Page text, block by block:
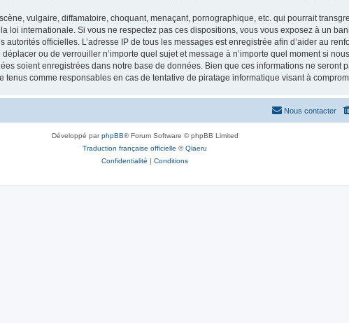
vulgaire, diffamatoire, choquant, menaçant, pornographique, etc. qui pourrait
loi internationale. Si vous ne respectez pas ces dispositions, vous vous exposez à un
autorités officielles. L’adresse IP de tous les messages est enregistrée afin d’aider au
ou de verrouiller n’importe quel sujet et message à n’importe quel moment si
soient enregistrées dans notre base de données. Bien que ces informations ne seront
comme responsables en cas de tentative de piratage informatique visant à
Nous contacter
Développé parphpBB® Forum Software © phpBB Limited
Traduction française officielle ©Qiaeru
Confidentialité | Conditions